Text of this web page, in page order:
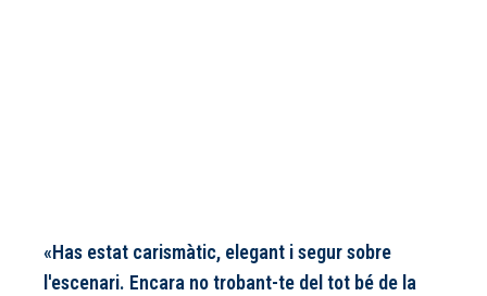
«Has estat carismàtic, elegant i segur sobre
l'escenari. Encara no trobant-te del tot bé de la